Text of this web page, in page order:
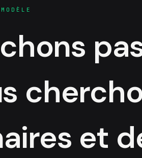
et